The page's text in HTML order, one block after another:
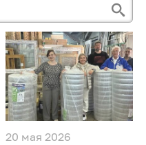
20 мая 2026